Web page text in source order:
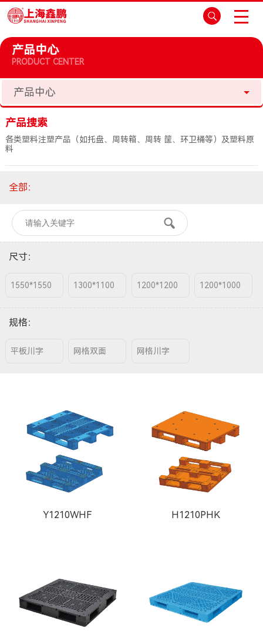
产品中心
PRODUCT CENTER
产品中心
产品搜索
各类塑料注塑产品（如托盘、周转箱、周转 筐、环卫桶等）及塑料原
料
全部：
尺寸：
1550*1550 1300*1100 1200*1200 1200*1000
规格：
平板川字 网格双面 网格川字
Y1210WHF H1210PHK